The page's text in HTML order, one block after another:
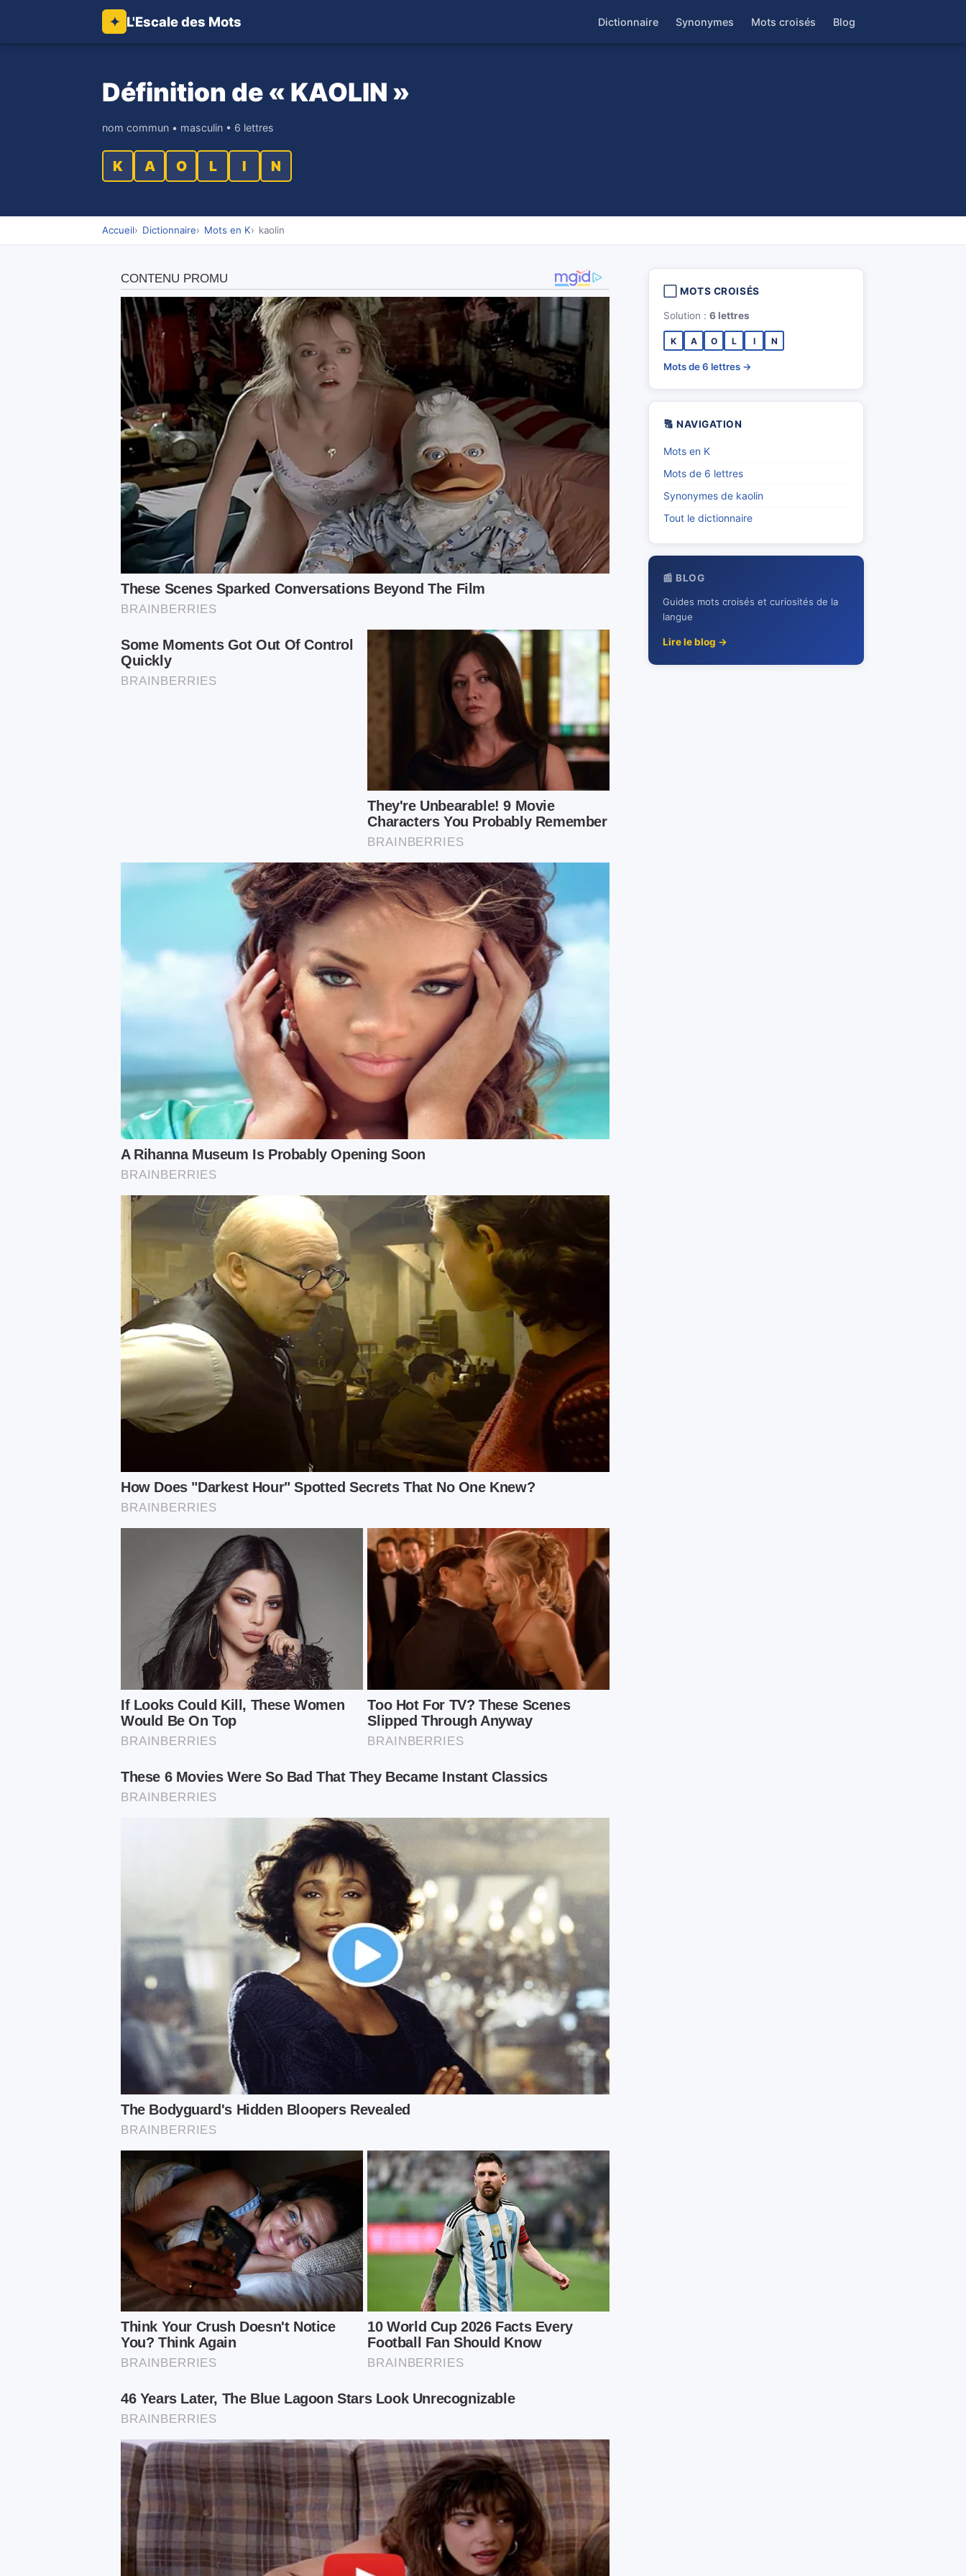
✦ L'Escale des Mots Dictionnaire Synonymes Mots croisés Blog
Définition de « KAOLIN »
nom commun • masculin • 6 lettres
K A O L I N
Accueil Dictionnaire Mots en K kaolin
⬜ MOTS CROISÉS
Solution : 6 lettres
K A O L I N
Mots de 6 lettres →
🔠 NAVIGATION
Mots en K
Mots de 6 lettres
Synonymes de kaolin
Tout le dictionnaire
📰 BLOG
Guides mots croisés et curiosités de la
langue
Lire le blog →